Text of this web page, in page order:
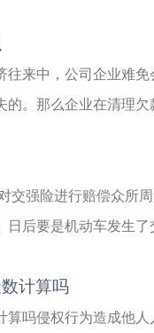
往来中，公司企业难
。那么企业在清理
交强险进行赔偿众所
后要是机动车发生
计算吗
算吗侵权行为造成他